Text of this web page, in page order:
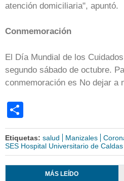
atención domiciliaria", apuntó.
Conmemoración
El Día Mundial de los
segundo sábado de octubre.
conmemoración es No dejar a
Etiquetas: salud Manizales
SES Hospital Universitario de Caldas
MÁS LEÍDO